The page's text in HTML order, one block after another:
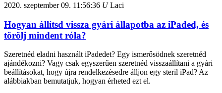
2020. szeptember 09. 11:56:36 ULaci
Hogyan állítsd vissza gyári állapotba az iPaded, és
törölj mindent róla?
Szeretnéd eladni használt iPadedet? Egy ismerősödnek szeretnéd
ajándékozni? Vagy csak egyszerűen szeretnéd visszaállítani a gyári
beállításokat, hogy újra rendelkezésedre álljon egy steril iPad? Az
alábbiakban bemutatjuk, hogyan érheted ezt el.